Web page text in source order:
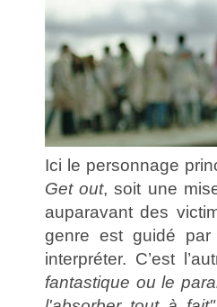
Ici le personnage
Get out, soit une
auparavant des
genre est guidé
interpréter. C’est
fantastique ou le